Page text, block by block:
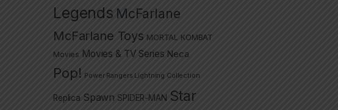
Legends McFarlane
McFarlane Toys MORTAL KOMBAT
Movies Movies & TV Series Neca
Pop! Power Rangers Lightning Collection
Replica Spawn SPIDER-MAN Star